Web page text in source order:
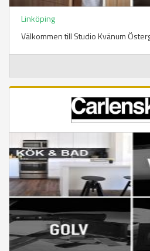
Linköping
Välkommen till Studio Kvänum